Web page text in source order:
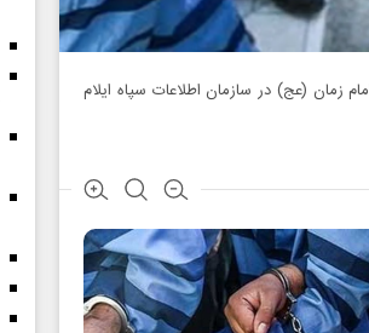
زمان (عج) در سازمان اطلاعات سپاه ایلام